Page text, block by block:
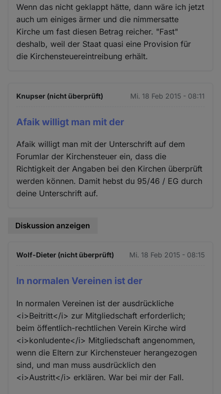
Wenn das nicht geklappt hätte, dann wäre ich jetzt
auch um einiges ärmer und die nimmersatte
Kirche um fast diesen Betrag reicher. "Fast"
deshalb, weil der Staat quasi eine Provision für
die Kirchensteuereintreibung erhält.
Knupser (nicht überprüft) Mi. 18 Feb 2015 - 08:11
Afaik willigt man mit der
Afaik willigt man mit der Unterschrift auf dem
Forumlar der Kirchensteuer ein, dass die
Richtigkeit der Angaben bei den Kirchen überprüft
werden können. Damit hebst du 95/46 / EG durch
deine Unterschrift auf.
Diskussion anzeigen
Wolf-Dieter (nicht überprüft) Mi. 18 Feb 2015 - 08:15
In normalen Vereinen ist der
In normalen Vereinen ist der ausdrückliche
<i>Beitritt</i> zur Mitgliedschaft erforderlich;
beim öffentlich-rechtlichen Verein Kirche wird
<i>konludente</i> Mitgliedschaft angenommen,
wenn die Eltern zur Kirchensteuer herangezogen
sind, und man muss ausdrücklich den
<i>Austritt</i> erklären. War bei mir der Fall.